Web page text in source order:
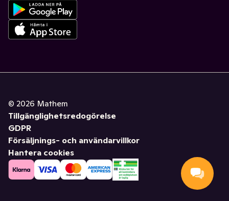
© 2026 Mathem
Tillgänglighetsredogörelse
GDPR
Försäljnings- och användarvillkor
Hantera cookies